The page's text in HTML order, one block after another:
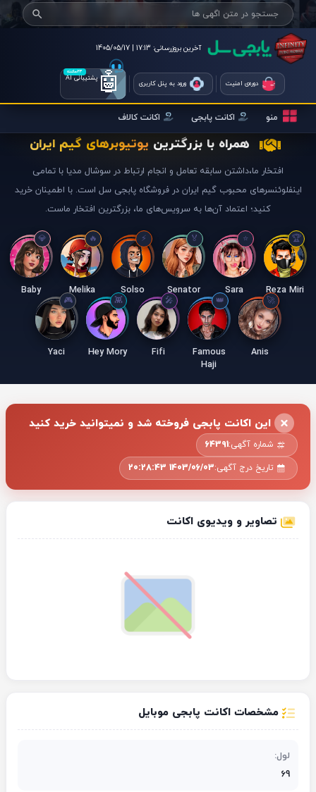
آخرین بروزرسانی: 17:13 | 1405/05/17
دوره‌ی امنیت ورود به پنل کاربری
۲۴ساعته 🤖 پشتیبانی AI
منو اکانت پابجی اکانت کالاف
همراه با بزرگترین یوتیوبرهای گیم ایران
افتخار ما،داشتن سابقه تعامل و انجام ارتباط در سوشال مدیا با تمامی
اینفلوئنسرهای محبوب گیم ایران در فروشگاه پابجی سل است. با اطمینان خرید
کنید؛ اعتماد آن‌ها به سرویس‌های ما، بزرگترین افتخار ماست.
Reza Miri
Sara
Senator
Solso
Melika
Baby
Anis
Famous
Haji
Fifi
Hey Mory
Yaci
این اکانت پابجی فروخته شد و نمیتوانید خرید کنید
شماره آگهی:64391
تاریخ درج آگهی:1403/06/03 20:28:43
تصاویر و ویدیوی اکانت
مشخصات اکانت پابجی موبایل
لول:
69